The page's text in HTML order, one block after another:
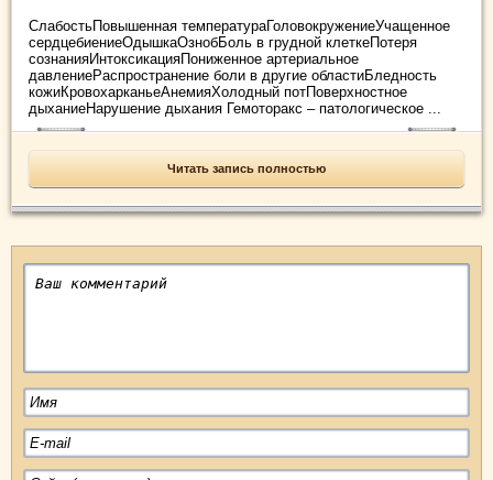
СлабостьПовышенная температураГоловокружениеУчащенное
сердцебиениеОдышкаОзнобБоль в грудной клеткеПотеря
сознанияИнтоксикацияПониженное артериальное
давлениеРаспространение боли в другие областиБледность
кожиКровохарканьеАнемияХолодный потПоверхностное
дыханиеНарушение дыхания Гемоторакс – патологическое ...
Читать запись полностью